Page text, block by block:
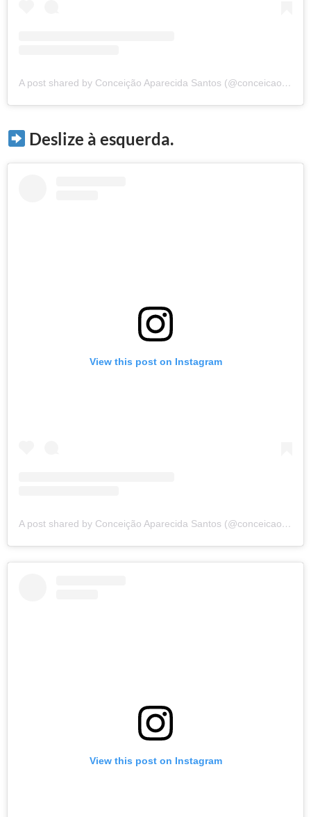
A post shared by Conceição Aparecida Santos (@conceicao.a.santos)
Deslize à esquerda.
View this post on Instagram
A post shared by Conceição Aparecida Santos (@conceicao.a.santos)
View this post on Instagram